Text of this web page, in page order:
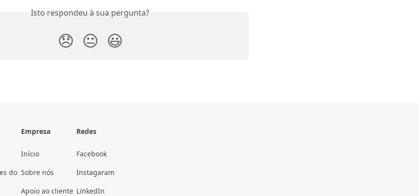
Isto respondeu à sua pergunta?
😞 😐 😃
do
Empresa
Início
Sobre nós
Apoio ao cliente
Redes
Facebook
Instagaram
LinkedIn